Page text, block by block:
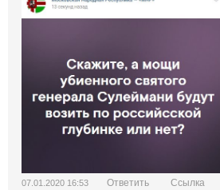
07.01.2020 16:53 Ответить Ссылка